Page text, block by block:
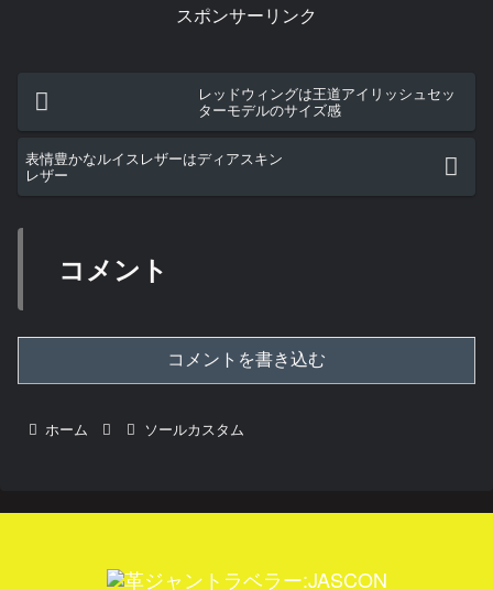
{b.MoshimoAffiliat...
スポンサーリンク
レッドウィングは王道アイリッシュセッ
ターモデルのサイズ感
表情豊かなルイスレザーはディアスキン
レザー
コメント
コメントを書き込む
ホーム ソールカスタム